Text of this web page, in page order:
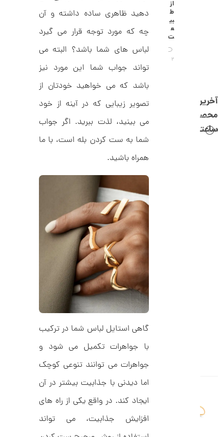
دهید ظاهری ساده داشته و آن
چه که مورد توجه قرار می گیرد
لباس های شما باشد؟ البته می
تواند جواب شما این مورد نیز
باشد که می خواهید خودتان از
تصویر زیبایی که در آینه از خود
می بینید، لذت ببرید. اگر جواب
شما به ست کردن بله است، با ما
همراه باشید.
گاهی استایل لباس شما در ترکیب
با جواهرات تکمیل می شود و
جواهرات می توانند تنوعی کوچک
اما دیدنی با جذابیت بیشتر در آن
ایجاد کند. در واقع یکی از راه های
افزایش جذابیت، می تواند
از
ط
بی
ع
ت
2
آخرین
محصولات
ساعتچی
R
8
8
0
ت
و
م